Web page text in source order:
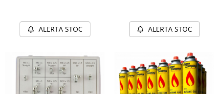
ALERTA STOC ALERTA STOC